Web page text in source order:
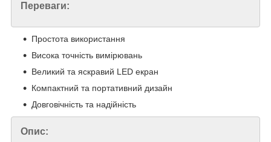
Переваги:
Простота використання
Висока точність вимірювань
Великий та яскравий LED екран
Компактний та портативний дизайн
Довговічність та надійність
Опис: